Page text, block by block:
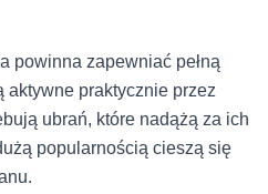
powinna zapewniać pełną
aktywne praktycznie przez
ubrań, które nadążą za ich
popularnością cieszą się